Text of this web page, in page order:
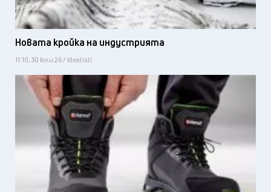
Новата кройка на индустрията
11:10, 30 юли 26 / Idealisti